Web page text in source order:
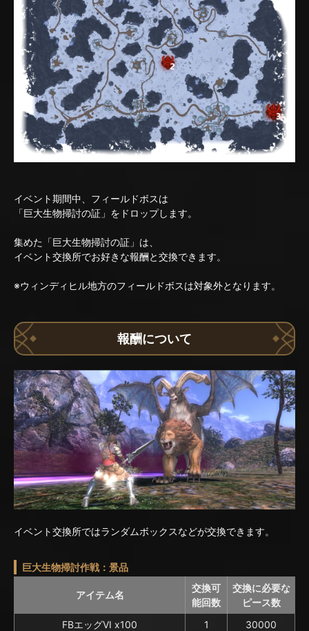
イベント期間中、フィールドボスは
「巨大生物掃討の証」をドロップします。
集めた「巨大生物掃討の証」は、
イベント交換所でお好きな報酬と交換できます。
※ウィンディヒル地方のフィールドボスは対象外となります。
報酬について
イベント交換所ではランダムボックスなどが交換できます。
巨大生物掃討作戦：景品
アイテム名
交換可
能回数
交換に必要な
ピース数
FBエッグVI x100
1
30000